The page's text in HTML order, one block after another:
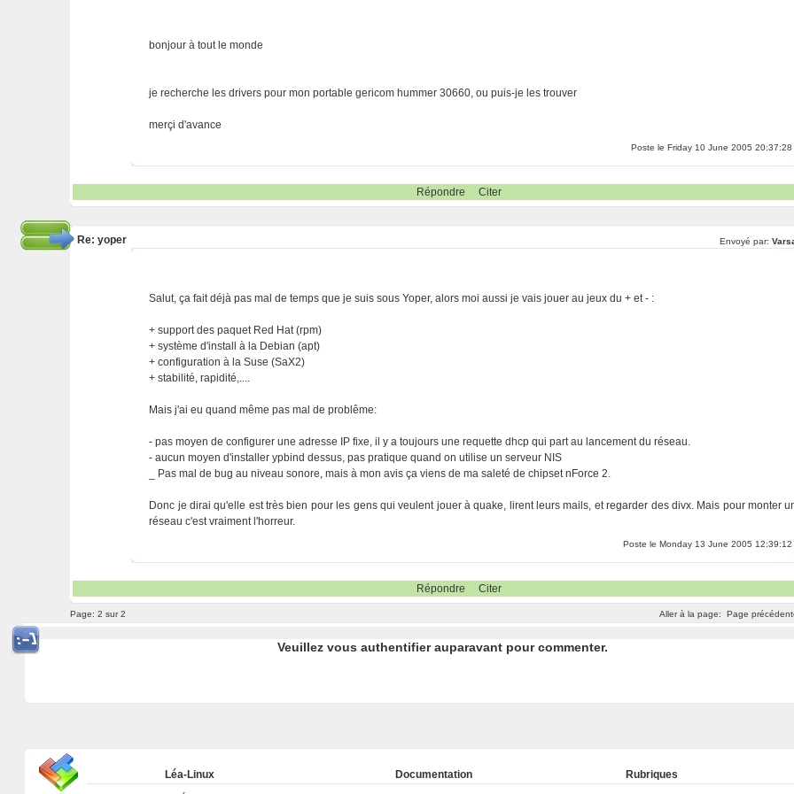
bonjour à tout le monde
je recherche les drivers pour mon portable gericom hummer 30660, ou puis-je les trouver
merçi d'avance
Poste le Friday 10 June 2005 20:37:28
Répondre Citer
Re: yoper Envoyé par:
Salut, ça fait déjà pas mal de temps que je suis sous Yoper, alors moi aussi je vais jouer au jeux du + et - :
+ support des paquet Red Hat (rpm)
+ système d'install à la Debian (apt)
+ configuration à la Suse (SaX2)
+ stabilité, rapidité,....
Mais j'ai eu quand même pas mal de problême:
- pas moyen de configurer une adresse IP fixe, il y a toujours une requette dhcp qui part au lancement du réseau.
- aucun moyen d'installer ypbind dessus, pas pratique quand on utilise un serveur NIS
_ Pas mal de bug au niveau sonore, mais à mon avis ça viens de ma saleté de chipset nForce 2.
Donc je dirai qu'elle est très bien pour les gens qui veulent jouer à quake, lirent leurs mails, et regarder des divx. Mais pour monter
réseau c'est vraiment l'horreur.
Poste le Monday 13 June 2005 12:39:12
Répondre Citer
Aller à la page: Page
Page: 2 sur 2
Veuillez vous authentifier auparavant pour commenter.
Léa-Linux
Documentation
Rubriques